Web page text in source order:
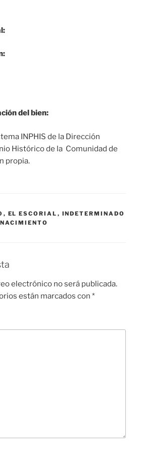
del bien:
INPHIS de la Dirección
Histórico de la Comunidad de
propia.
, EL ESCORIAL , INDETERMINADO
electrónico no será publicada.
están marcados con *